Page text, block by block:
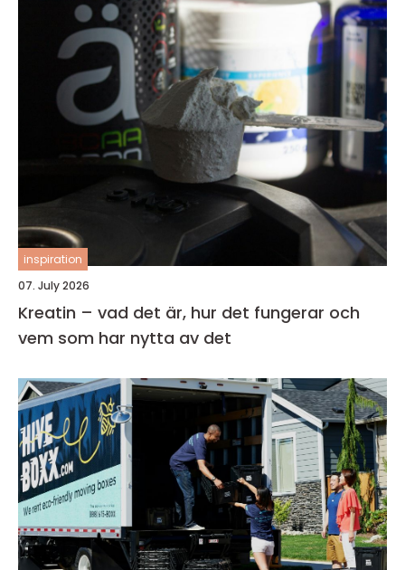
inspiration
07. July 2026
Kreatin – vad det är, hur det fungerar och
vem som har nytta av det